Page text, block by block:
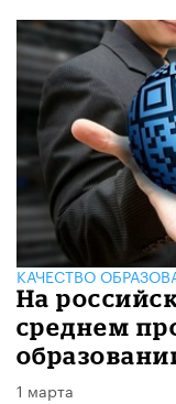
КАЧЕСТВО
На
среднем
1 марта